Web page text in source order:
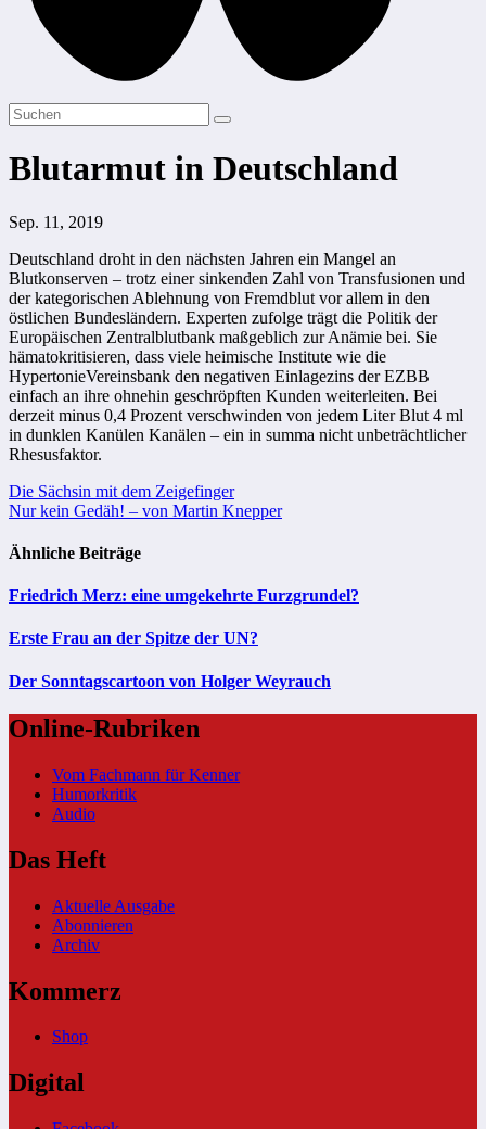
Blutarmut in Deutschland
Sep. 11, 2019
Deutschland droht in den nächsten Jahren ein Mangel an
Blutkonserven – trotz einer sinkenden Zahl von Transfusionen und
der kategorischen Ablehnung von Fremdblut vor allem in den
östlichen Bundesländern. Experten zufolge trägt die Politik der
Europäischen Zentralblutbank maßgeblich zur Anämie bei. Sie
hämatokritisieren, dass viele heimische Institute wie die
HypertonieVereinsbank den negativen Einlagezins der EZBB
einfach an ihre ohnehin geschröpften Kunden weiterleiten. Bei
derzeit minus 0,4 Prozent verschwinden von jedem Liter Blut 4 ml
in dunklen Kanülen Kanälen – ein in summa nicht unbeträchtlicher
Rhesusfaktor.
Beitragsnavigation
Die Sächsin mit dem Zeigefinger
Nur kein Gedäh! – von Martin Knepper
Ähnliche Beiträge
Friedrich Merz: eine umgekehrte Furzgrundel?
Erste Frau an der Spitze der UN?
Der Sonntagscartoon von Holger Weyrauch
Online-Rubriken
Vom Fachmann für Kenner
Humorkritik
Audio
Das Heft
Aktuelle Ausgabe
Abonnieren
Archiv
Kommerz
Shop
Digital